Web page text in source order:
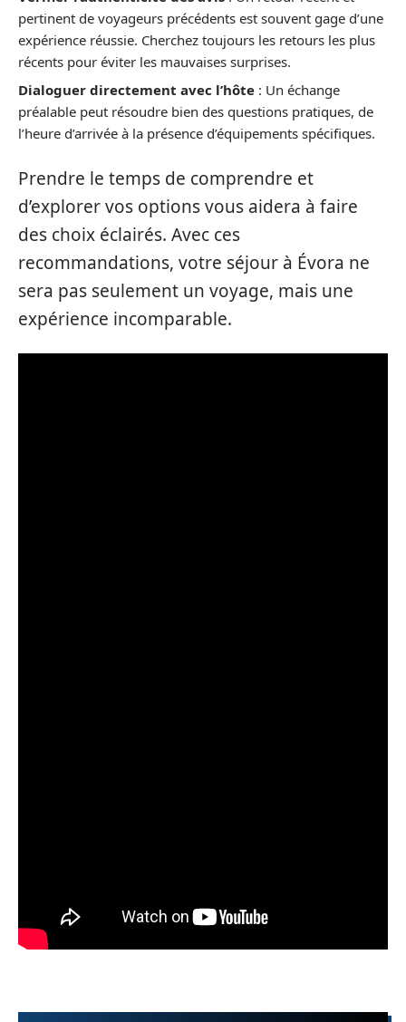
pertinent de voyageurs précédents est souvent gage d’une
expérience réussie. Cherchez toujours les retours les plus
récents pour éviter les mauvaises surprises.
Dialoguer directement avec l’hôte : Un échange
préalable peut résoudre bien des questions pratiques, de
l’heure d’arrivée à la présence d’équipements spécifiques.
Prendre le temps de comprendre et
d’explorer vos options vous aidera à faire
des choix éclairés. Avec ces
recommandations, votre séjour à Évora ne
sera pas seulement un voyage, mais une
expérience incomparable.